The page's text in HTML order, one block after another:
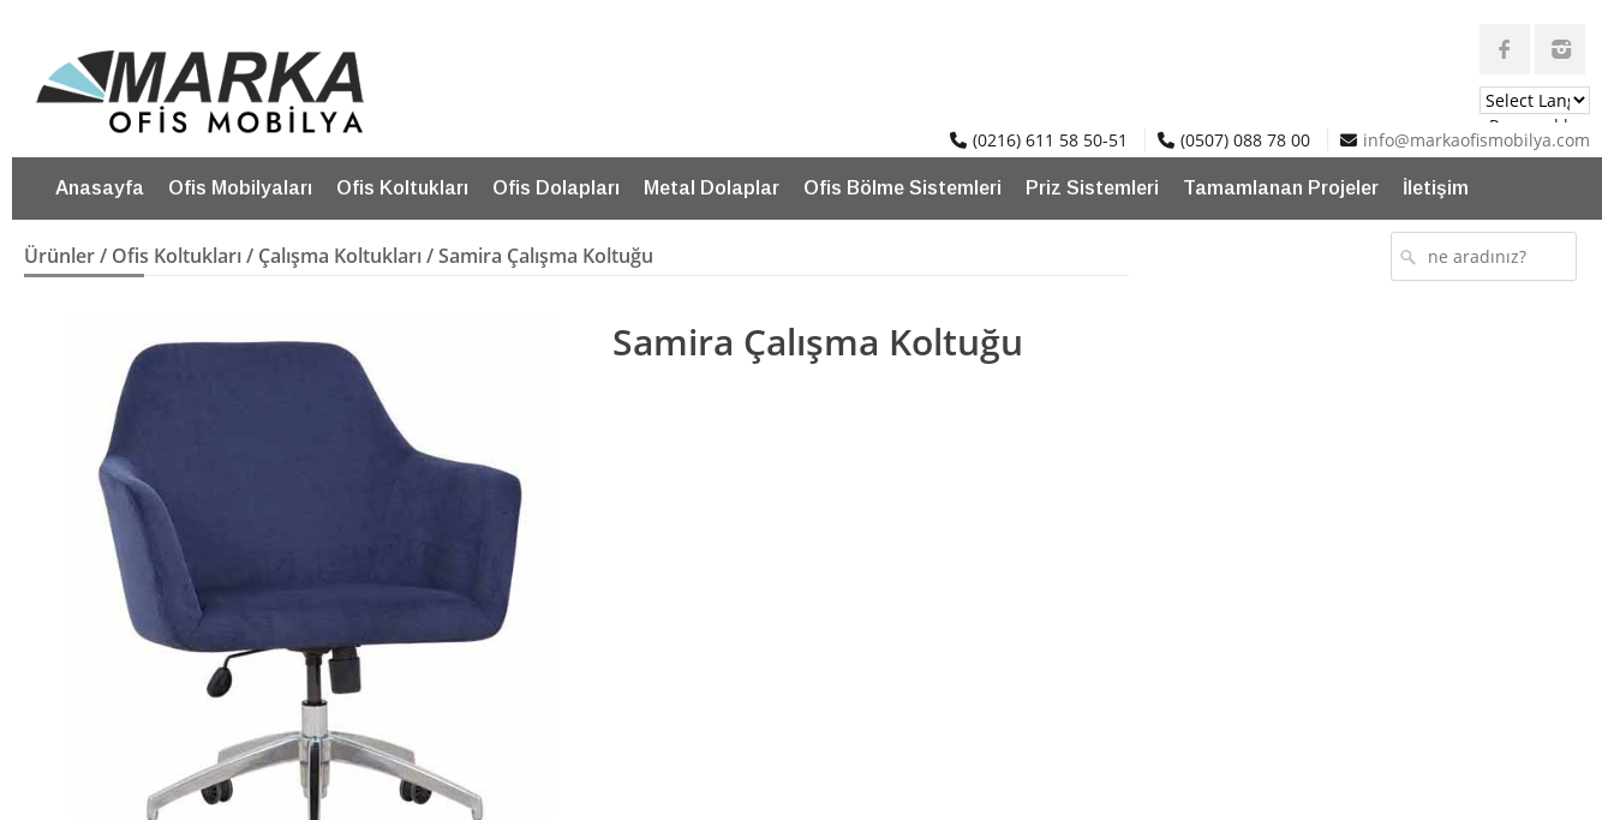
Powered by
(0216) 611 58 50-51 (0507) 088 78 00 info@markaofismobilya.com
Anasayfa Ofis Mobilyaları Ofis Koltukları Ofis Dolapları Metal Dolaplar Ofis Bölme Sistemleri Priz Sistemleri Tamamlanan Projeler İletişim
Ürünler/ Ofis Koltukları/ Çalışma Koltukları/ Samira Çalışma Koltuğu
Samira Çalışma Koltuğu